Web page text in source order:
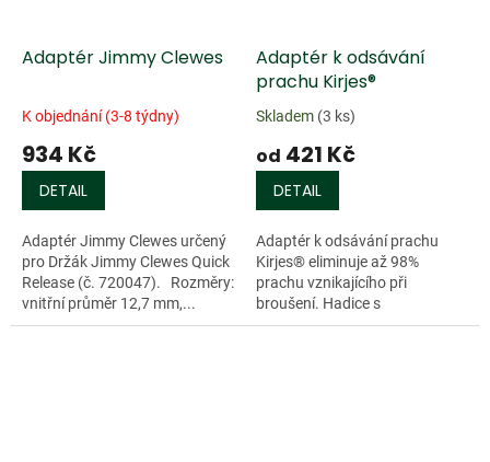
Adaptér Jimmy Clewes
K objednání (3-8 týdny)
934 Kč
DETAIL
Adaptér Jimmy Clewes určený
pro Držák Jimmy Clewes Quick
Release (č. 720047). Rozměry:
vnitřní průměr 12,7 mm,...
Adaptér k odsávání
prachu Kirjes®
Skladem (3 ks)
od 421 Kč
DETAIL
Adaptér k odsávání prachu
Kirjes® eliminuje až 98%
prachu vznikajícího při
broušení. Hadice s
polykarbonátovou posuvnou